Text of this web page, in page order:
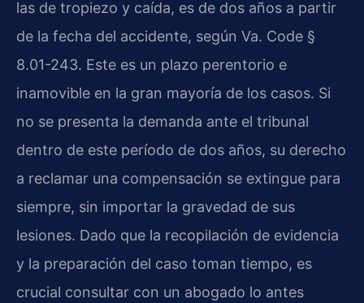
las de tropiezo y caída, es de dos años a partir
de la fecha del accidente, según Va. Code §
8.01-243. Este es un plazo perentorio e
inamovible en la gran mayoría de los casos. Si
no se presenta la demanda ante el tribunal
dentro de este período de dos años, su derecho
a reclamar una compensación se extingue para
siempre, sin importar la gravedad de sus
lesiones. Dado que la recopilación de evidencia
y la preparación del caso toman tiempo, es
crucial consultar con un abogado lo antes